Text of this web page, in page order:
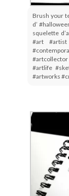
Brush your
d’
squelette
#art #artist
#artlife
#artworks